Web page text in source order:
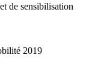
de sensibilisation
2019